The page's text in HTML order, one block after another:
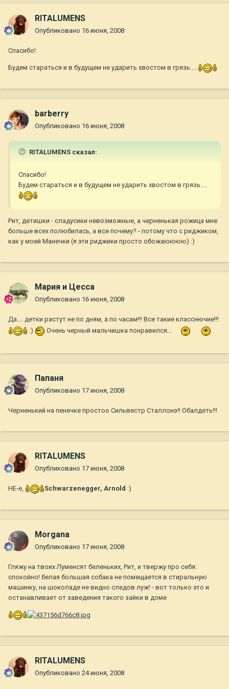
RITALUMENS
Опубликовано 16 июня, 2008
Спасибо!
Будем стараться и в будущем не ударить хвостом в грязь....
barberry
Опубликовано 16 июня, 2008
RITALUMENS сказал:
Спасибо!
Будем стараться и в будущем не ударить хвостом в грязь....
Рит, детишки - сладусики невозможные, а черненькая рожица мне
больше всех полюбилась, а все почему? - потому что с риджиком,
как у моей Манечки (я эти риджики просто обожаюююю) :)
Мария и Цесса
Опубликовано 16 июня, 2008
Да.... детки растут не по дням, а по часам!!! Все такие класснючие!!!
:)
Очень черный мальчишка понравился...
Папаня
Опубликовано 17 июня, 2008
Черненький на пенечке простоо Сильвестр Сталлонэ!! Обалдеть!!!
RITALUMENS
Опубликовано 17 июня, 2008
НЕ-е, Schwarzenegger, Arnold :)
Morgana
Опубликовано 17 июня, 2008
Гляжу на твоих Луменсят беленьких, Рит, и твержу про себя:
спокойно! белая большая собака не помещается в стиральную
машинку, на шоколаде не видно следов луж! - вот только это и
останавливает от заведения такого зайки в доме
RITALUMENS
Опубликовано 24 июня, 2008